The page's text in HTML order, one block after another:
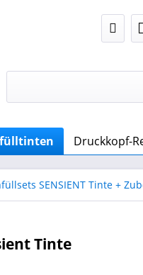
Druckkopf-
SENSIENT Tinte +
Tinte